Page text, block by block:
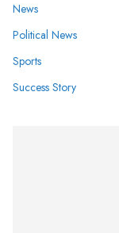
News
Political News
Sports
Success Story